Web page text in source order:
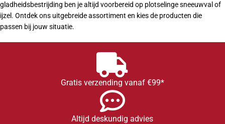
gladheidsbestrijding ben je altijd voorbereid op plotselinge sneeuwval of
ijzel. Ontdek ons uitgebreide assortiment en kies de producten die
passen bij jouw situatie.
Gratis verzending vanaf €99*
Altijd deskundig advies